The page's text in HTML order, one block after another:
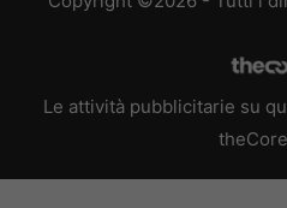
Le attività pubblicitarie su